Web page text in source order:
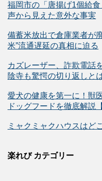
福岡市の「唐揚げ1個給
声から見えた意外な事実
備蓄米放出で倉庫業者が
米”流通遅延の真相に迫る
カズレーザー、詐欺電話
陰寺も驚愕の切り返しと
愛犬の健康を第一に！獣
ドッグフードを徹底解説
ミャクミャクハウスはど
楽れび カテゴリー